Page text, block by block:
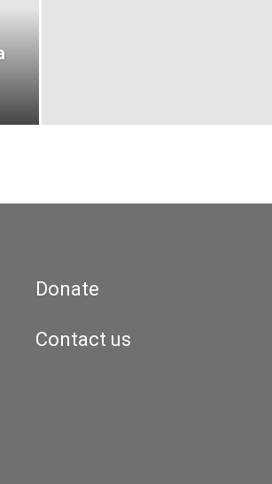
Donate
Contact us